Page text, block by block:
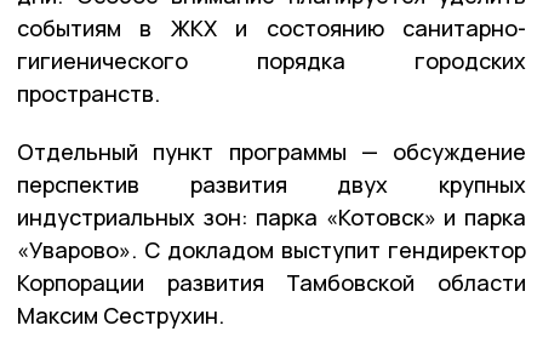
событиям в ЖКХ и состоянию санитарно-
гигиенического порядка городских
пространств.
Отдельный пункт программы — обсуждение
перспектив развития двух крупных
индустриальных зон: парка «Котовск» и парка
«Уварово». С докладом выступит гендиректор
Корпорации развития Тамбовской области
Максим Сеструхин.